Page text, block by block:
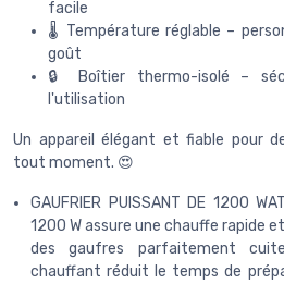
facile
🌡️ Température réglable –
goût
🔒 Boîtier thermo-isolé –
l'utilisation
Un appareil élégant et fiable pour
tout moment. 😍
GAUFRIER PUISSANT DE 1200
1200 W assure une chauffe rapide
des gaufres parfaitement
chauffant réduit le temps de